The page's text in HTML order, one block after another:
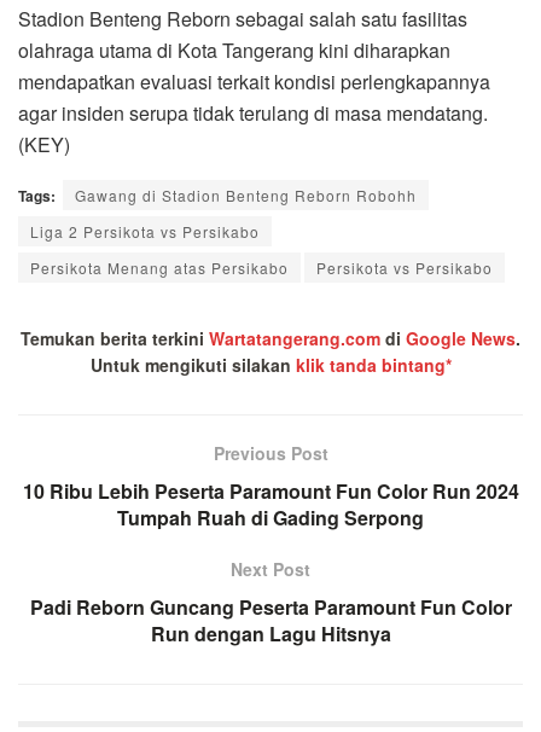
Stadion Benteng Reborn sebagai salah satu fasilitas
olahraga utama di Kota Tangerang kini diharapkan
mendapatkan evaluasi terkait kondisi perlengkapannya
agar insiden serupa tidak terulang di masa mendatang.
(KEY)
Tags:
Gawang di Stadion Benteng Reborn Robohh
Liga 2 Persikota vs Persikabo
Persikota Menang atas Persikabo
Persikota vs Persikabo
Temukan berita terkini Wartatangerang.com di Google News.
Untuk mengikuti silakan klik tanda bintang*
Previous Post
10 Ribu Lebih Peserta Paramount Fun Color Run 2024
Tumpah Ruah di Gading Serpong
Next Post
Padi Reborn Guncang Peserta Paramount Fun Color
Run dengan Lagu Hitsnya